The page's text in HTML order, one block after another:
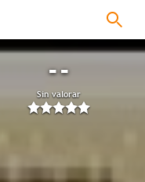
--
Sin valorar